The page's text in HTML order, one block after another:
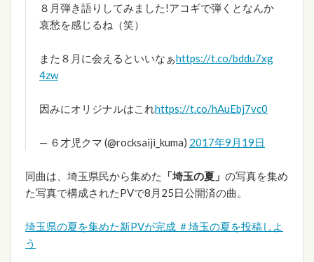
８月弾き語りしてみました!アコギで弾くとなんか
哀愁を感じるね（笑）
また８月に会えるといいなぁhttps://t.co/bddu7xg
4zw
因みにオリジナルはこれhttps://t.co/hAuEbj7vc0
— ６才児クマ (@rocksaiji_kuma) 2017年9月19日
同曲は、埼玉県民から集めた 「埼玉の夏」 の写真を集め
た写真で構成されたPVで8月25日公開済の曲。
埼玉県の夏を集めた新PVが完成 ＃埼玉の夏を投稿しよ
う